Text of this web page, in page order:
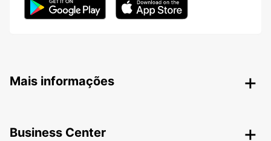
Mais informações
Business Center